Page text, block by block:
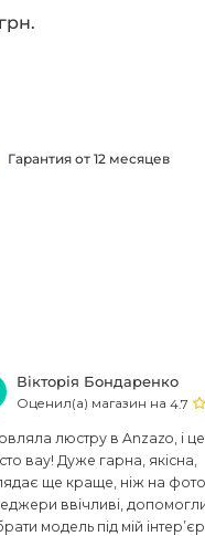
Гарантия от 12 месяцев
Вікторія Бондаренко
Оценил(а) магазин на4.7
люстру в Anzazo, і це
вау! Дуже гарна, якісна,
ще краще, ніж на фото.
ввічливі,
модель під мій